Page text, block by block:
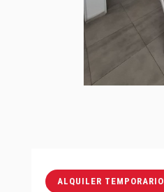
ALQUILER TEMPORARIO